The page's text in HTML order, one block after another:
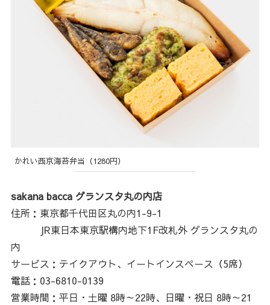
かれい西京海苔弁当（1280円）
sakana bacca グランスタ丸の内店
住所：東京都千代田区丸の内1-9-1
JR東日本東京駅構内地下1F改札外 グランスタ丸の
内
サービス：テイクアウト、イートインスペース（5席）
電話：03-6810-0139
営業時間：平日・土曜 8時～22時、日曜・祝日 8時～21